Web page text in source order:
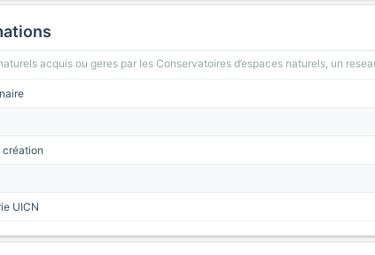
acquis ou geres par les Conservatoires d’espaces naturels, un
création
UICN